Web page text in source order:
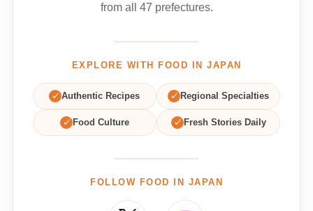
from all 47 prefectures.
EXPLORE WITH FOOD IN JAPAN
✓ Authentic Recipes ✓ Regional Specialties
✓ Food Culture ✓ Fresh Stories Daily
FOLLOW FOOD IN JAPAN